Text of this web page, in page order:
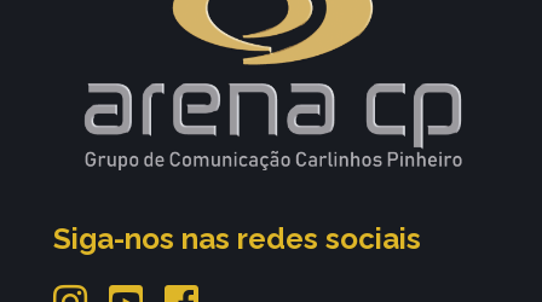
Siga-nos nas redes sociais